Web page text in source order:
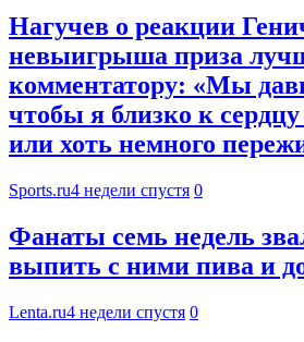
Нагучев о реакции
невыигрыша приза
комментатору: «Мы
чтобы я близко к
или хоть немного
Sports.ru4 недели спустя 0
Фанаты семь недель
выпить с ними пива и
Lenta.ru4 недели спустя 0